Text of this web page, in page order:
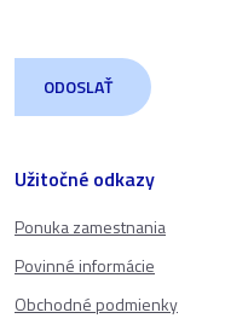
Užitočné odkazy
Ponuka zamestnania
Povinné informácie
Obchodné podmienky